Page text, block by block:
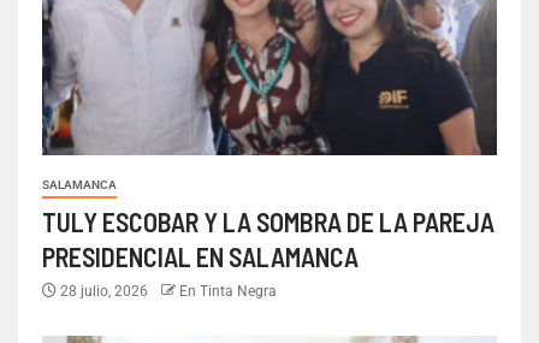
SALAMANCA
TULY ESCOBAR Y LA SOMBRA DE LA PAREJA
PRESIDENCIAL EN SALAMANCA
28 julio, 2026 En Tinta Negra